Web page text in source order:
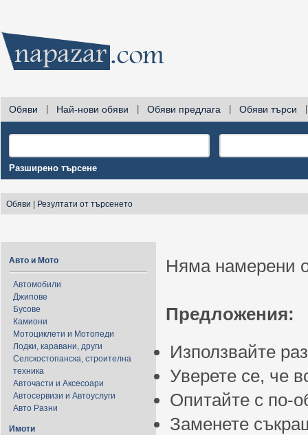
Обяви Най-нови обяви Обяви предлага Обяви търси
Разширено търсене
Обяви Резултати от търсенето
Авто и Мото
Автомобили
Джипове
Бусове
Камиони
Мотоциклети и Мотопеди
Лодки, каравани, други
Селскостопанска, строителна
техника
Авточасти и Аксесоари
Автосервизи и Автоуслуги
Авто Разни
Имоти
Няма намерени
Предложения:
Използвайте
Уверете се, че
Опитайте с по-
Заменете